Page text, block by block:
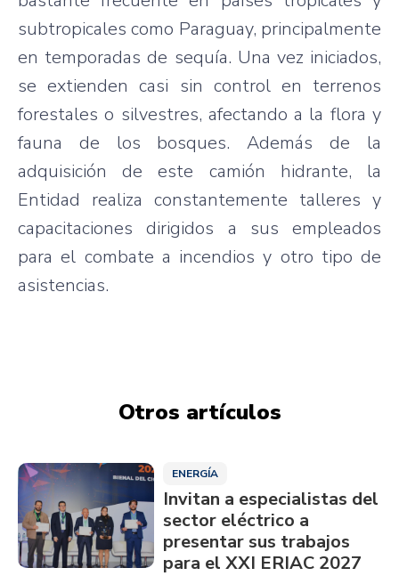
subtropicales como Paraguay, principalmente
en temporadas de sequía. Una vez iniciados,
se extienden casi sin control en terrenos
forestales o silvestres, afectando a la flora y
fauna de los bosques. Además de la
adquisición de este camión hidrante, la
Entidad realiza constantemente talleres y
capacitaciones dirigidos a sus empleados
para el combate a incendios y otro tipo de
asistencias.
Otros artículos
ENERGÍA
Invitan a especialistas del
sector eléctrico a
presentar sus trabajos
para el XXI ERIAC 2027